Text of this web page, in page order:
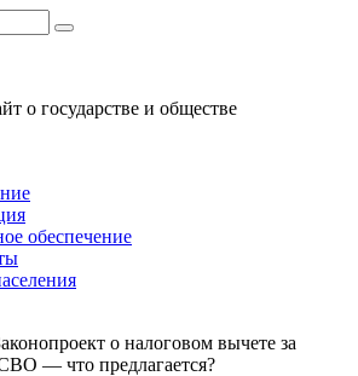
о государстве и обществе
обеспечение
о налоговом вычете за
— что предлагается?